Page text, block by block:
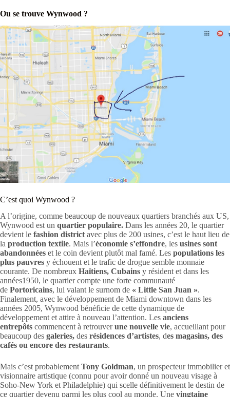
Ou se trouve Wynwood ?
C’est quoi Wynwood ?
A l’origine, comme beaucoup de nouveaux quartiers branchés aux US,
Wynwood est un quartier populaire. Dans les années 20, le quartier
devient le fashion district avec plus de 200 usines, c’est le haut lieu de
la production textile. Mais l’économie s’effondre, les usines sont
abandonnées et le coin devient plutôt mal famé. Les populations les
plus pauvres y échouent et le trafic de drogue semble monnaie
courante. De nombreux Haïtiens, Cubains y résident et dans les
années1950, le quartier compte une forte communauté
de Portoricains, lui valant le surnom de « Little San Juan ».
Finalement, avec le développement de Miami downtown dans les
années 2005, Wynwood bénéficie de cette dynamique de
développement et attire à nouveau l’attention. Les anciens
entrepôts commencent à retrouverune nouvelle vie, accueillant pour
beaucoup des galeries, des résidences d’artistes, des magasins, des
cafés ou encore des restaurants.
Mais c’est probablement Tony Goldman, un prospecteur immobilier et
visionnaire artistique (connu pour avoir donné un nouveau visage à
Soho-New York et Philadelphie) qui scelle définitivement le destin de
ce quartier devenu parmi les plus cool au monde. Une vingtaine